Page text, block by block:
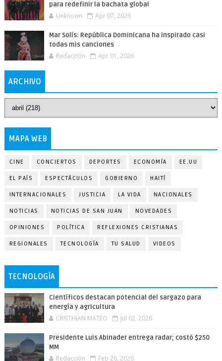
para redefinir la bachata global
Unknown Apr 07, 2026
Mar Solís: República Dominicana ha inspirado casi
todas mis canciones
Redacción Apr 01, 2026
ARCHIVO
MAPA WEB
CINE CONCIERTOS DEPORTES ECONOMÍA EE.UU
EL PAÍS ESPECTÁCULOS GOBIERNO HAITÍ
INTERNACIONALES JUSTICIA LA VIDA NACIONALES
NOTICIAS NOTICIAS DE SAN JUAN NOVEDADES
OPINIONES POLÍTICA REFLEXIONES CRISTIANAS
REGIONALES TECNOLOGÍA TU SALUD VIDEOS
TECNOLOGÍA
Científicos destacan potencial del sargazo para
energía y agricultura
CRISTHIAN MATEO Jul 02, 2026
Presidente Luis Abinader entrega radar; costó $250
MM
Redacción Feb 26, 2026